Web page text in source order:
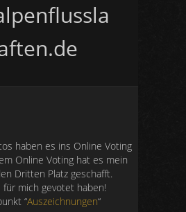
haben es ins Online Voting
Online Voting hat es mein
Dritten Platz geschafft.
für mich gevotet haben!
“Auszeichnungen“